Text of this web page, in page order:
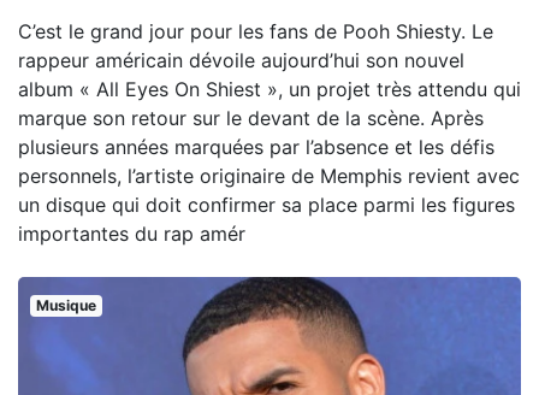
C’est le grand jour pour les fans de Pooh Shiesty. Le
rappeur américain dévoile aujourd’hui son nouvel
album « All Eyes On Shiest », un projet très attendu qui
marque son retour sur le devant de la scène. Après
plusieurs années marquées par l’absence et les défis
personnels, l’artiste originaire de Memphis revient avec
un disque qui doit confirmer sa place parmi les figures
importantes du rap amér
Musique